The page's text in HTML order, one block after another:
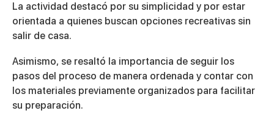
La actividad destacó por su simplicidad y por estar
orientada a quienes buscan opciones recreativas sin
salir de casa.
Asimismo, se resaltó la importancia de seguir los
pasos del proceso de manera ordenada y contar con
los materiales previamente organizados para facilitar
su preparación.